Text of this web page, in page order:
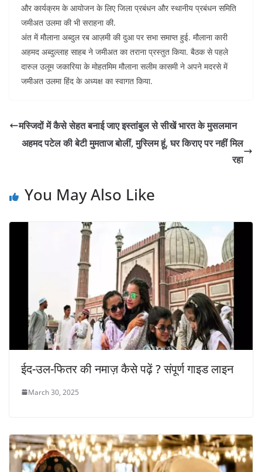
और कार्यक्रम के आयोजन के लिए जिला प्रबंधन और स्थानीय प्रबंधन समिति
जमीअत उलमा की भी सराहना की.
अंत में मौलाना अब्दुल रब आज़मी की दुआ पर सभा समाप्त हुई. मौलाना कारी
अहमद अब्दुल्लाह साहब ने जमीअत का तराना प्रस्तुत किया. बैठक से पहले
दारुल उलूम जकारिया के मोहतमिम मौलाना सलीम कासमी ने अपने मदरसे में
जमीअत उलमा हिंद के अध्यक्ष का स्वागत किया.
मस्जिदों में कैसे सेहत बनाई जाए इस्तांबुल से सीखें भारत के मुसलमान
अहमद पटेल की बेटी मुमताज बोलीं, मुस्लिम हूं, घर किराए पर नहीं मिल
रहा
You May Also Like
ईद-उल-फितर की नमाज़ कैसे पढ़ें ? संपूर्ण गाइड लाइन
March 30, 2025